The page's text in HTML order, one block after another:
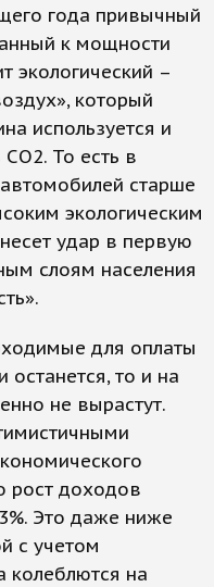
года привычный
к мощности
экологический –
который
используется и
То есть в
старше
экологическим
удар в первую
слоям населения
для оплаты
то и на
не вырастут.
рост доходов
Это даже ниже
с учетом
колеблются на